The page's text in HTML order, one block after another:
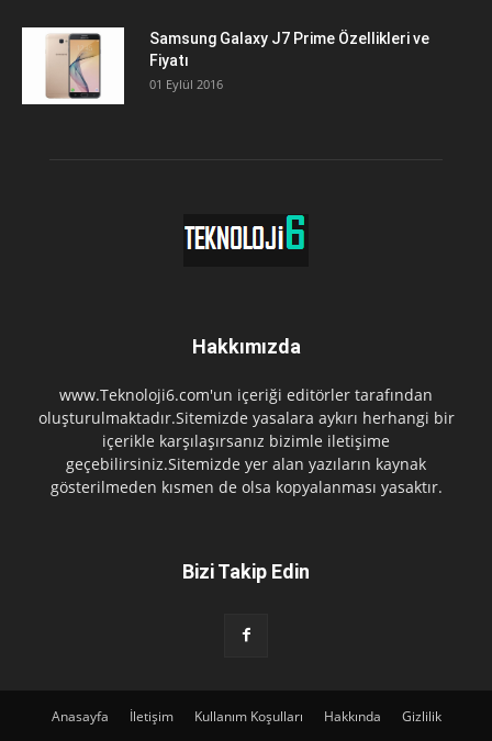
Samsung Galaxy J7 Prime Özellikleri ve
Fiyatı
01 Eylül 2016
Hakkımızda
www.Teknoloji6.com'un içeriği editörler tarafından
oluşturulmaktadır.Sitemizde yasalara aykırı herhangi bir
içerikle karşılaşırsanız bizimle iletişime
geçebilirsiniz.Sitemizde yer alan yazıların kaynak
gösterilmeden kısmen de olsa kopyalanması yasaktır.
Bizi Takip Edin
Anasayfa İletişim Kullanım Koşulları Hakkında Gizlilik